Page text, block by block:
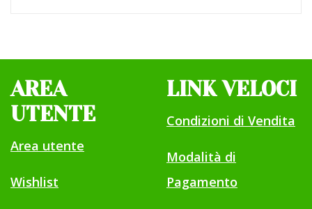
AREA
UTENTE
Area utente
Wishlist
LINK VELOCI
Condizioni di Vendita
Modalità di
Pagamento